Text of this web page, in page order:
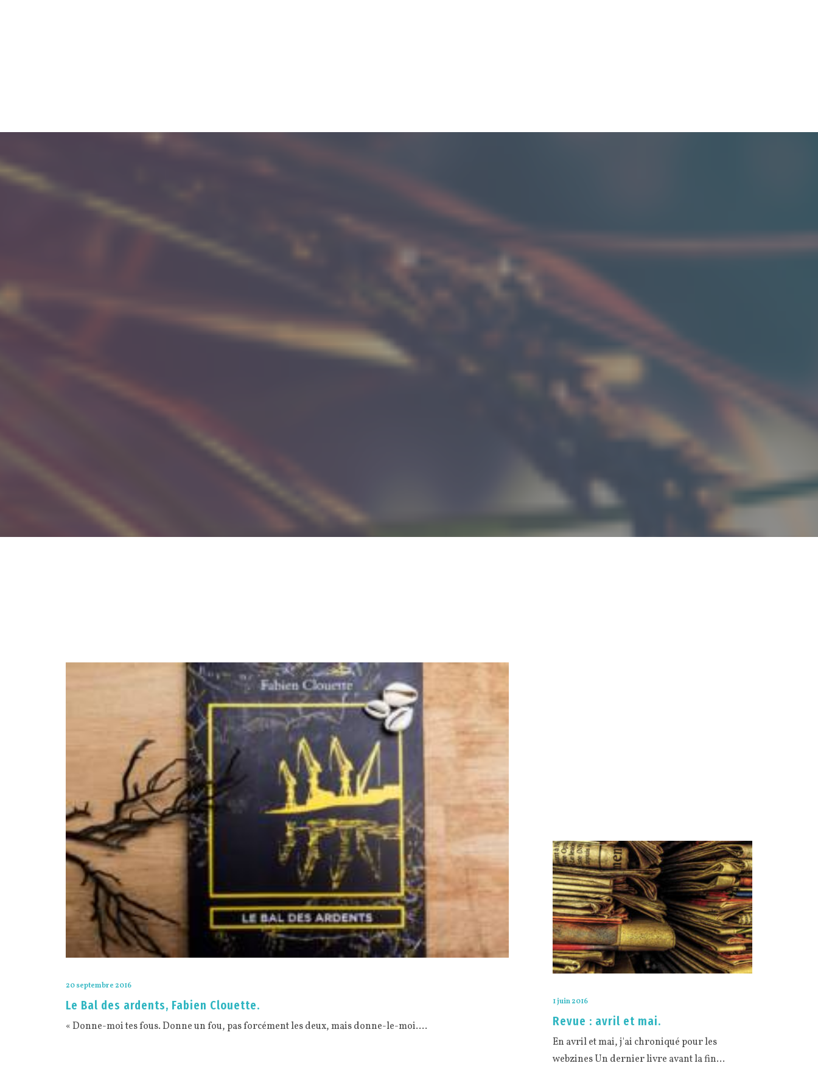
20 septembre 2016
Le Bal des ardents, Fabien Clouette.
« Donne-moi tes fous. Donne un fou, pas forcément les deux, mais donne-le-moi.…
1 juin 2016
Revue : avril et mai.
En avril et mai, j'ai chroniqué pour les
webzines Un dernier livre avant la fin…